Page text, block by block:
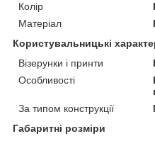
Колір
Матеріал
Користувальницькі
Візерунки і принти
Особливості
За типом конструкції
Габаритні розміри